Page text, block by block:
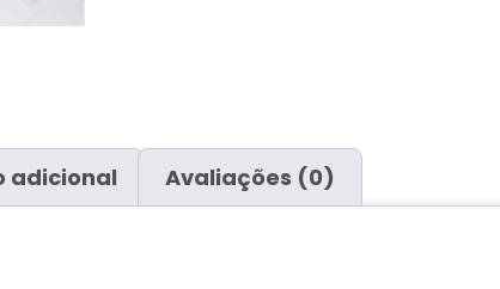
adicional Avaliações (0)